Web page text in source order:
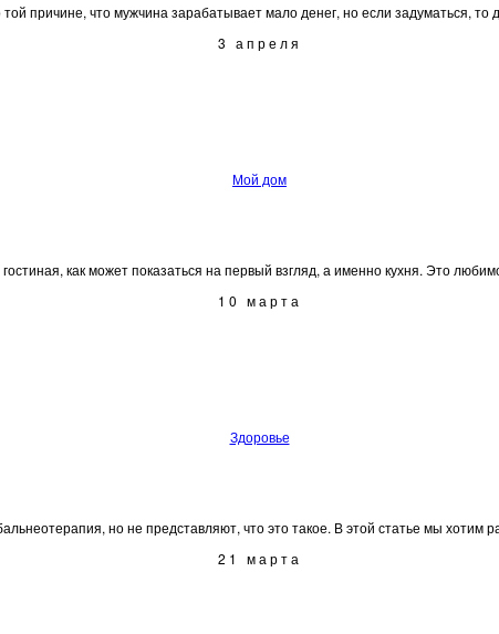
причине, что мужчина зарабатывает мало денег, но если задуматься, то
3 апреля
Мой дом
как может показаться на первый взгляд, а именно кухня. Это
10 марта
Здоровье
но не представляют, что это такое. В этой статье мы хотим
21 марта